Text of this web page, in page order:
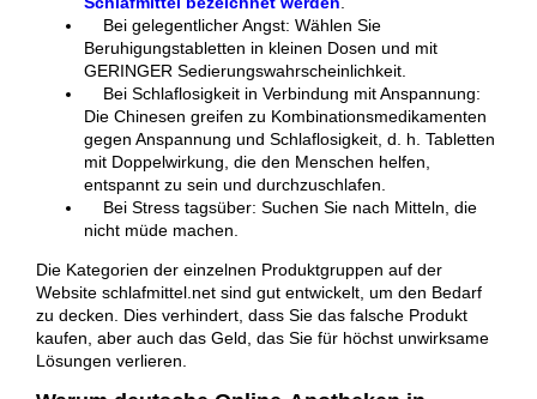
Bei gelegentlicher Angst: Wählen Sie
Beruhigungstabletten in kleinen Dosen und mit
GERINGER Sedierungswahrscheinlichkeit.
Bei Schlaflosigkeit in Verbindung mit Anspannung:
Die Chinesen greifen zu Kombinationsmedikamenten
gegen Anspannung und Schlaflosigkeit, d. h. Tabletten
mit Doppelwirkung, die den Menschen helfen,
entspannt zu sein und durchzuschlafen.
Bei Stress tagsüber: Suchen Sie nach Mitteln, die
nicht müde machen.
Die Kategorien der einzelnen Produktgruppen auf der
Website schlafmittel.net sind gut entwickelt, um den Bedarf
zu decken. Dies verhindert, dass Sie das falsche Produkt
kaufen, aber auch das Geld, das Sie für höchst unwirksame
Lösungen verlieren.